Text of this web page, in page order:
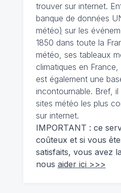
trouver sur internet.
banque de données
météo) sur les
1850 dans toute la
météo, ses tableaux
climatiques en
est également une
incontournable. Bref,
sites météo les plus
sur internet.
IMPORTANT : ce
coûteux et si vous
satisfaits, vous avez
nous aider ici >>>